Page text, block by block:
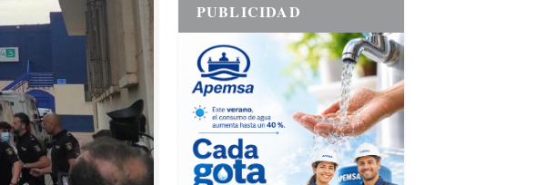
PUBLICIDAD